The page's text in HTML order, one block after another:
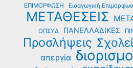
ΕΠΙΜΟΡΦΩΣΗ Εισαγωγική
ΜΕΤΑΘΕΣΕΙΣ
ΟΠΣΥΔ
ΠΑΝΕΛΛΑΔΙΚΕΣ
Προσλήψεις
απεργία